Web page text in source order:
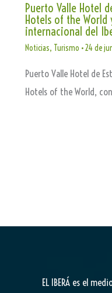
Puerto Valle Hotel
Hotels of the
internacional del
Noticias, Turismo •24 de
Puerto Valle Hotel de
Hotels of the World,
EL IBERÁ es el